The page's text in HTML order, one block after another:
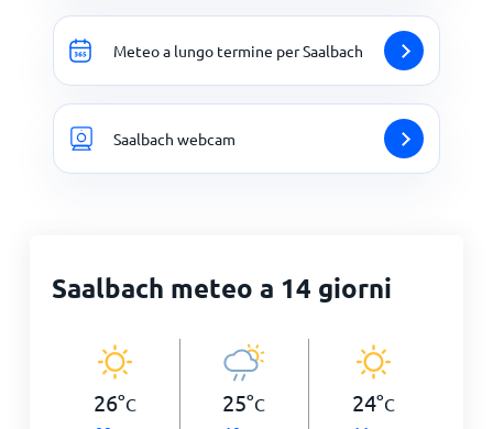
Meteo a lungo termine per Saalbach
Saalbach webcam
Saalbach meteo a 14 giorni
26°C 25°C 24°C